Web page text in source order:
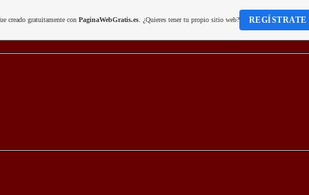
creado gratuitamente con PaginaWebGratis.es. ¿Quieres tener tu propio sitio web? REGÍSTRATE